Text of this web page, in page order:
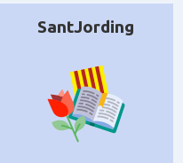
a STRASBOURG
SantJording